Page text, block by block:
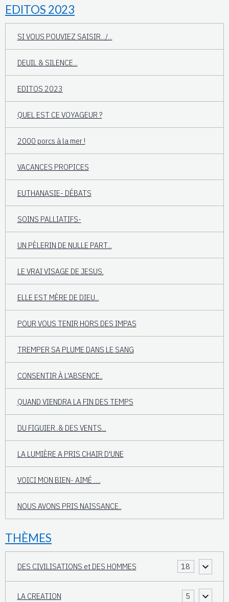
EDITOS 2023
SI VOUS POUVIEZ SAISIR.../...
DEUIL & SILENCE...
EDITOS 2023
QUEL EST CE VOYAGEUR ?
2000 porcs à la mer !
VACANCES PROPICES
EUTHANASIE- DÉBATS
SOINS PALLIATIFS-
UN PÈLERIN DE NULLE PART...
LE VRAI VISAGE DE JESUS.
ELLE EST MÈRE DE DIEU...
POUR VOUS TENIR HORS DES IMPAS
TREMPER SA PLUME DANS LE SANG
CONSENTIR À L'ABSENCE..
QUAND VIENDRA LA FIN DES TEMPS
DU FIGUIER..& DES VENTS...
LA LUMIÈRE A PRIS CHAIR D'UNE
VOICI MON BIEN- AIMÉ ….
NOUS AVONS PRIS NAISSANCE..
THÈMES
DES CIVILISATIONS et DES HOMMES 18
LA CREATION 5